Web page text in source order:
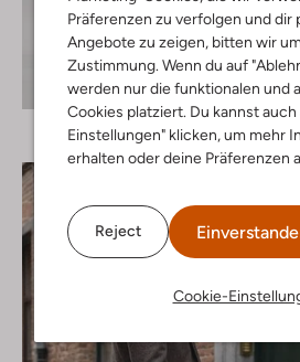
Präferenzen zu verfolgen und dir
Angebote zu zeigen, bitten wir
Zustimmung. Wenn du auf
werden nur die funktionalen und
Cookies platziert. Du kannst
Einstellungen" klicken, um mehr
erhalten oder deine Präferenzen
Reject
Cookie-
Entdecke den Look